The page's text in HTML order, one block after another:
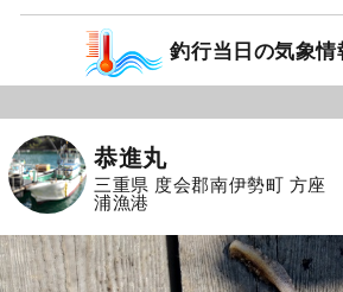
釣行当日の気象情
恭進丸
三重県 度会郡南伊勢町 方座
浦漁港